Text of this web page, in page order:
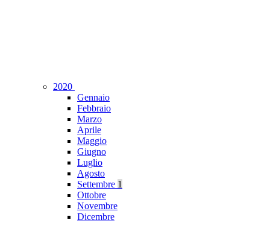
2020
Gennaio
Febbraio
Marzo
Aprile
Maggio
Giugno
Luglio
Agosto
Settembre 1
Ottobre
Novembre
Dicembre